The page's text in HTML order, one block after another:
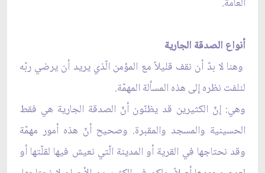
أنواع الصدقة الجارية
وهنا لا بدّ أن نقف قليلاً مع المؤمن الّذي يريد أن يرضي ربّه
لنلفت نظره إلى هذه المسألة المهمّة.
وهي: إنّ الكثيرين قد يظنّون أنّ الصدقة الجارية هي فقط
الحسينية والمسجد والمقبرة. وصحيح أنّ هذه أمور مهمّة
وقد نحتاجها في القرية أو المدينة الّتي نعيش فيها لقلّتها أو